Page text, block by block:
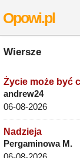
Opowi.pl
Wiersze
Życie może być
andrew24
06-08-2026
Nadzieja
Pergaminowa M.